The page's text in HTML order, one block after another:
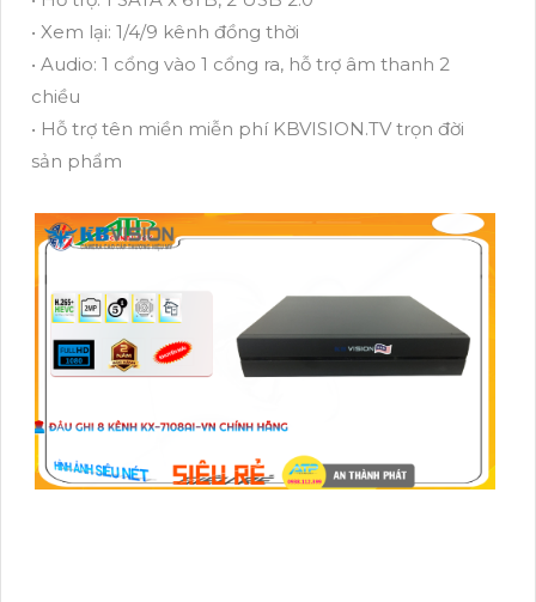
• Xem lại: 1/4/9 kênh đồng thời
• Audio: 1 cổng vào 1 cổng ra, hỗ trợ âm thanh 2
chiều
• Hỗ trợ tên miền miễn phí KBVISION.TV trọn đời
sản phẩm